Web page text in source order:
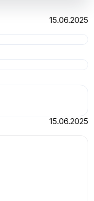
15.06.2025
15.06.2025